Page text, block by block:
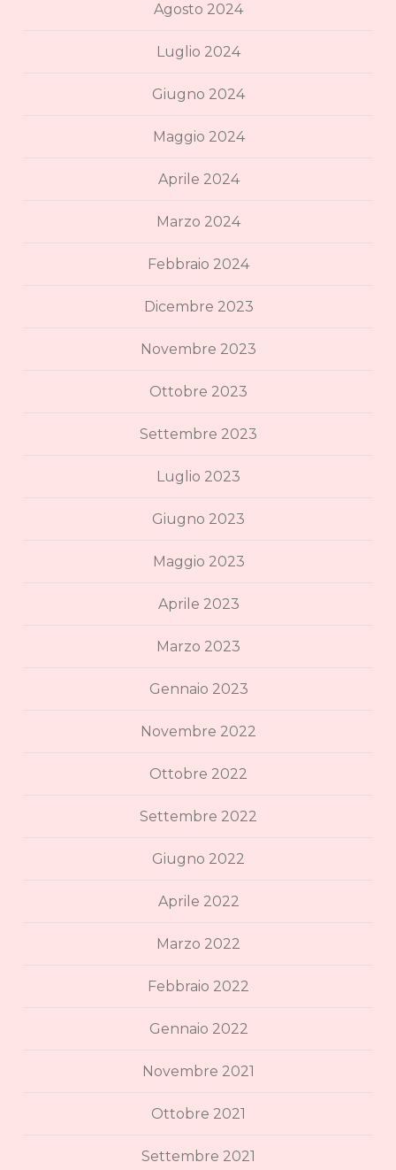
Agosto 2024
Luglio 2024
Giugno 2024
Maggio 2024
Aprile 2024
Marzo 2024
Febbraio 2024
Dicembre 2023
Novembre 2023
Ottobre 2023
Settembre 2023
Luglio 2023
Giugno 2023
Maggio 2023
Aprile 2023
Marzo 2023
Gennaio 2023
Novembre 2022
Ottobre 2022
Settembre 2022
Giugno 2022
Aprile 2022
Marzo 2022
Febbraio 2022
Gennaio 2022
Novembre 2021
Ottobre 2021
Settembre 2021